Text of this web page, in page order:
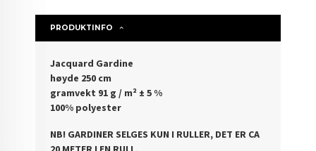
PRODUKTINFO
Jacquard Gardine
høyde 250 cm
gramvekt 91 g / m² ± 5 %
100% polyester
NB! GARDINER SELGES KUN I RULLER, DET ER CA